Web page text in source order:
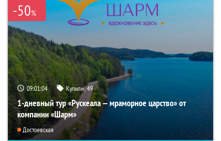
-50%
09:01:02 Купили:49
1-дневный тур «Рускеала — мраморное царство» от
компании «Шарм»
Достоевская